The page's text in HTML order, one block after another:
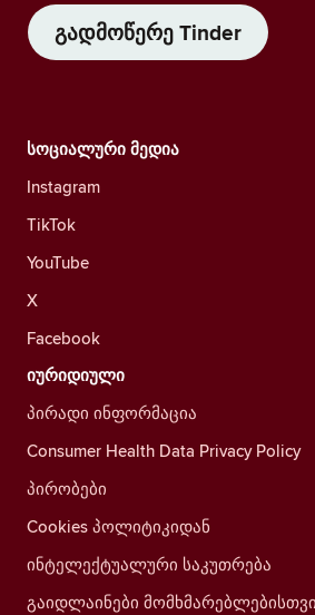
გადმოწერე Tinder
სოციალური მედია
Instagram
TikTok
YouTube
X
Facebook
იურიდიული
პირადი ინფორმაცია
Consumer Health Data Privacy Policy
პირობები
Cookies პოლიტიკიდან
ინტელექტუალური საკუთრება
გაიდლაინები